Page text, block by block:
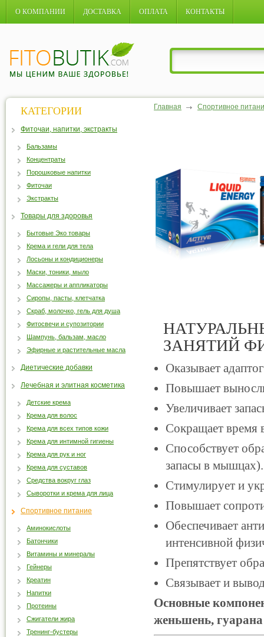
О КОМПАНИИ ДОСТАВКА ОПЛАТА КОНТАКТЫ
Главная Спортивное
ЗАНЯТИЙ
Оказывает
Повышает
Увеличивает
Сокращает время
Способствует
запасы в мышцах).
Стимулирует и
Повышает
Обеспечивает
интенсивной
Препятствует
Связывает и
Основные
женьшень,
КАТЕГОРИИ
Фиточаи, напитки, экстракты
Бальзамы
Концентраты
Порошковые напитки
Фиточаи
Экстракты
Товары для здоровья
Бытовые Эко товары
Крема и гели для тела
Лосьоны и кондиционеры
Маски, тоники, мыло
Массажеры и аппликаторы
Сиропы, пасты, клетчатка
Скраб, молочко, гель для душа
Фитосвечи и супозитории
Шампунь, бальзам, масло
Эфирные и растительные масла
Диетические добавки
Лечебная и элитная косметика
Детские крема
Крема для волос
Крема для всех типов кожи
Крема для интимной гигиены
Крема для рук и ног
Крема для суставов
Средства вокруг глаз
Сыворотки и крема для лица
Спортивное питание
Аминокислоты
Батончики
Витамины и минералы
Гейнеры
Креатин
Напитки
Протеины
Сжигатели жира
Тренинг-бустеры